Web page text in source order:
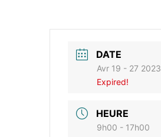
DATE
Avr 19 - 27 2023
Expired!
HEURE
9h00 - 17h00